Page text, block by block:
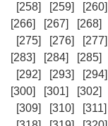
[258]
[259] [260]
[266]
[267] [268]
[275]
[276] [277]
[283]
[284] [285]
[292]
[293] [294]
[300]
[301] [302]
[309]
[310] [311]